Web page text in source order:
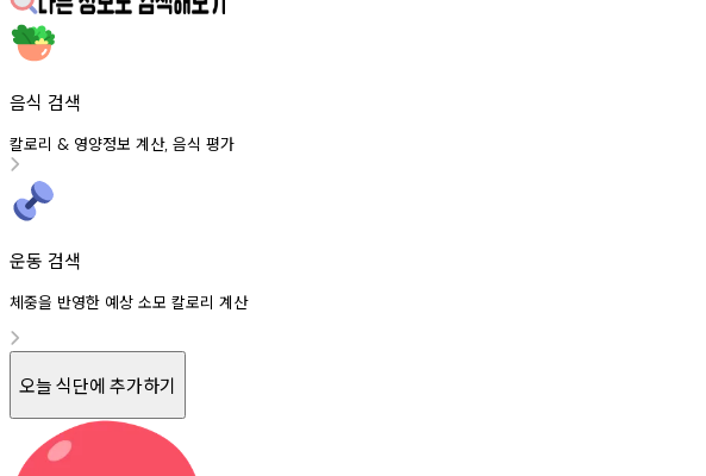
음식 검색
칼로리 & 영양정보 계산, 음식 평가
운동 검색
체중을 반영한 예상 소모 칼로리 계산
오늘 식단에 추가하기